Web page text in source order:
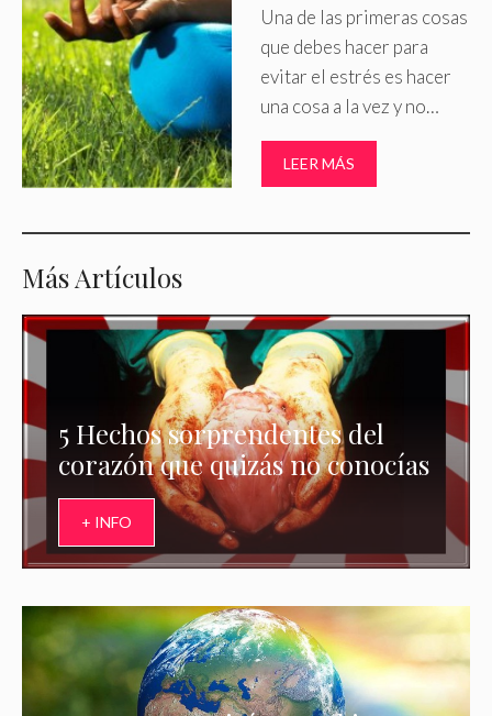
Una de las primeras cosas
que debes hacer para
evitar el estrés es hacer
una cosa a la vez y no…
LEER MÁS
Más Artículos
5 Hechos sorprendentes del
corazón que quizás no conocías
+ INFO